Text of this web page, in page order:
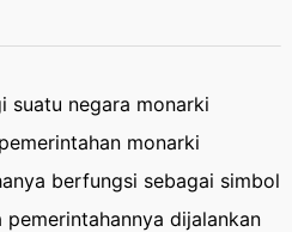
suatu negara monarki
monarki
berfungsi sebagai simbol
dijalankan